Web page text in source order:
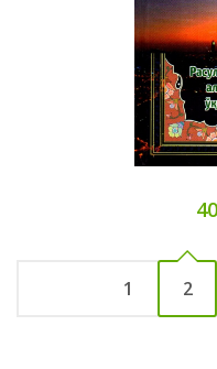
1 2